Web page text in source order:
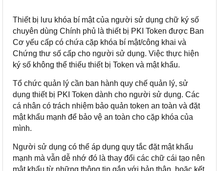
Thiết bị lưu khóa bí mật của người sử dụng chữ ký số
chuyên dùng Chính phủ là thiết bị PKI Token được Ban
Cơ yếu cấp có chứa cặp khóa bí mật/công khai và
Chứng thư số cấp cho người sử dụng. Việc thực hiện
ký số không thể thiếu thiết bị Token và mật khẩu.
Tổ chức quản lý cần ban hành quy chế quản lý, sử
dụng thiết bị PKI Token dành cho người sử dụng. Các
cá nhân có trách nhiệm bảo quản token an toàn và đặt
mật khẩu mạnh để bảo vệ an toàn cho cặp khóa của
mình.
Người sử dụng có thể áp dụng quy tắc đặt mật khẩu
mạnh mà vẫn dễ nhớ đó là thay đổi các chữ cái tạo nên
mật khẩu từ những thông tin gắn với bản thân, hoặc kết